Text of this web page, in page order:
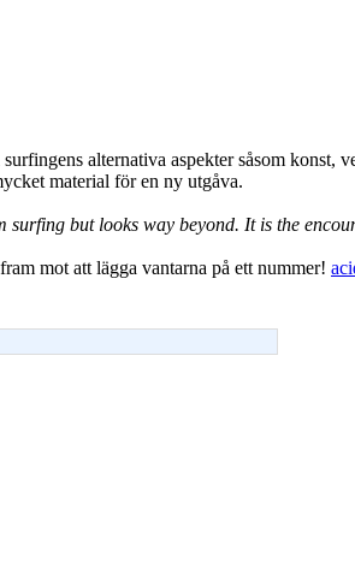
alternativa aspekter såsom
material för en ny utgåva.
but looks way beyond. It is the
mot att lägga vantarna på ett nummer!